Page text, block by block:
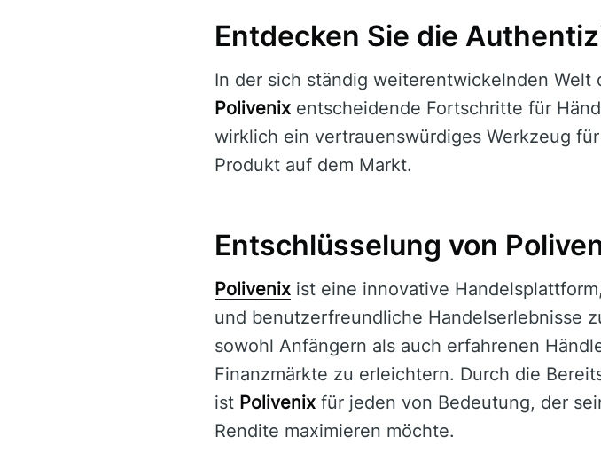
Entdecken Sie die
In der sich ständig weiterentwickelnden
Polivenix entscheidende Fortschritte für
wirklich ein vertrauenswürdiges Werkzeug
Produkt auf dem Markt.
Entschlüsselung von
Polivenix ist eine innovative
und benutzerfreundliche Handelserlebnisse
sowohl Anfängern als auch erfahrenen
Finanzmärkte zu erleichtern. Durch die
ist Polivenix für jeden von Bedeutung, der
Rendite maximieren möchte.